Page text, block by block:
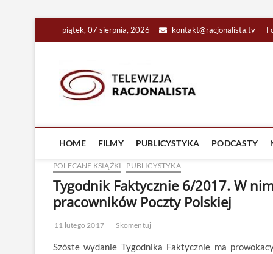
piątek, 07 sierpnia, 2026 kontakt@racjonalista.tv
HOME FILMY PUBLICYSTYKA PODCASTY
POLECANE KSIĄŻKI PUBLICYSTYKA
Tygodnik Faktycznie 6/2017. W
pracowników Poczty Polskiej
11 lutego 2017 Skomentuj
Szóste wydanie Tygodnika Faktycznie ma